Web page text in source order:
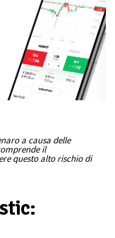
a causa delle
il
questo alto rischio di